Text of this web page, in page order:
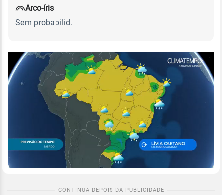
Arco-íris
Sem probabilid.